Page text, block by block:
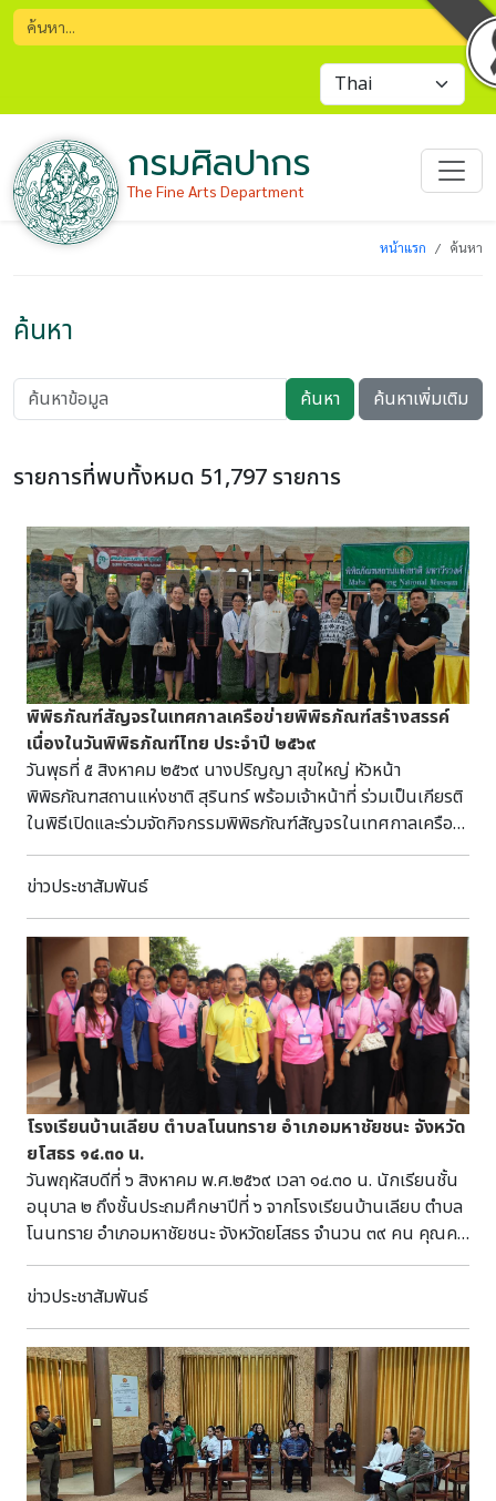
กรมศิลปากร
The Fine Arts Department
หน้าแรก ค้นหา
ค้นหา
ค้นหา ค้นหาเพิ่มเติม
รายการที่พบทั้งหมด 51,797 รายการ
พิพิธภัณฑ์สัญจรในเทศกาลเครือข่ายพิพิธภัณฑ์สร้างสรรค์
เนื่องในวันพิพิธภัณฑ์ไทย ประจำปี ๒๕๖๙
วันพุธที่ ๕ สิงหาคม ๒๕๖๙ นางปริญญา สุขใหญ่ หัวหน้า
พิพิธภัณฑสถานแห่งชาติ สุรินทร์ พร้อมเจ้าหน้าที่ ร่วมเป็นเกียรติ
ในพิธีเปิดและร่วมจัดกิจกรรมพิพิธภัณฑ์สัญจรในเทศกาลเครือ
ข่ายพิพิธภัณฑ์สร้างสรรค์ เนื่องในวันพิพิธภัณฑ์ไทย ประจำปี
๒๕๖๙ Creative Museum Expro ESAN 2026@ Phimai
ข่าวประชาสัมพันธ์
โรงเรียนบ้านเลียบ ตำบลโนนทราย อำเภอมหาชัยชนะ จังหวัด
ยโสธร ๑๔.๓๐ น.
วันพฤหัสบดีที่ ๖ สิงหาคม พ.ศ.๒๕๖๙ เวลา ๑๔.๓๐ น. นักเรียนชั้น
อนุบาล ๒ ถึงชั้นประถมศึกษาปีที่ ๖ จากโรงเรียนบ้านเลียบ ตำบล
โนนทราย อำเภอมหาชัยชนะ จังหวัดยโสธร จำนวน ๓๙ คน คุณครู
๑๒ คน เข้าเยี่ยมชมพิพิธภัณฑสถานแห่งชาติ สุรินทร์ โดยมีนาย
กรภัทร์ สุขใหญ่ พนักงานประจำพิพิธภัณฑ์ ให้การต้อนรับและ
ข่าวประชาสัมพันธ์